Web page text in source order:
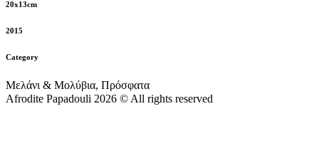
20x13cm
2015
Category
Μελάνι & Μολύβια, Πρόσφατα
Afrodite Papadouli 2026 © All rights reserved